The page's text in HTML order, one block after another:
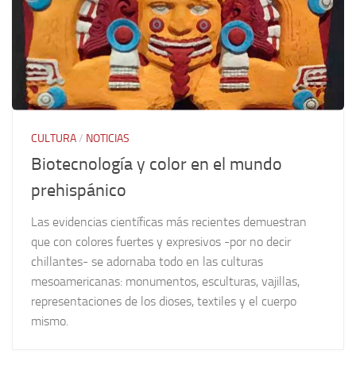
CULTURA/ NOTICIAS
Biotecnología y color en el mundo
prehispánico
Las evidencias científicas más recientes demuestran
que con colores fuertes y expresivos -por no decir
chillantes- se adornaba todo en las culturas
mesoamericanas: monumentos, esculturas, vajillas,
representaciones de los dioses, textiles y el cuerpo
mismo.